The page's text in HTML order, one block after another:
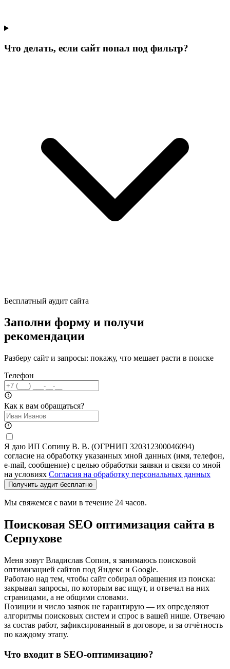
Что делать, если сайт попал под фильтр?
Бесплатный аудит сайта
Заполни форму и получи
рекомендации
Разберу сайт и запросы: покажу, что мешает расти в поиске
Телефон
Как к вам обращаться?
Я даю ИП Сопину В. В. (ОГРНИП 320312300046094)
согласие на обработку указанных мной данных (имя, телефон,
e-mail, сообщение) с целью обработки заявки и связи со мной
на условиях Согласия на обработку персональных данных
Получить аудит бесплатно
Мы свяжемся с вами в течение 24 часов.
Поисковая SEO оптимизация сайта в
Серпухове
Меня зовут Владислав Сопин, я занимаюсь поисковой
оптимизацией сайтов под Яндекс и Google.
Работаю над тем, чтобы сайт собирал обращения из поиска:
закрывал запросы, по которым вас ищут, и отвечал на них
страницами, а не общими словами.
Позиции и число заявок не гарантирую — их определяют
алгоритмы поисковых систем и спрос в вашей нише. Отвечаю
за состав работ, зафиксированный в договоре, и за отчётность
по каждому этапу.
Что входит в SEO-оптимизацию?